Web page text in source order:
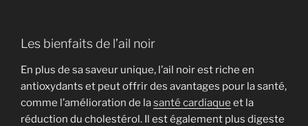
Les bienfaits de l’ail noir
En plus de sa saveur unique, l’ail noir est riche en
antioxydants et peut offrir des avantages pour la santé,
comme l’amélioration de lasanté cardiaque et la
réduction du cholestérol. Il est également plus digeste